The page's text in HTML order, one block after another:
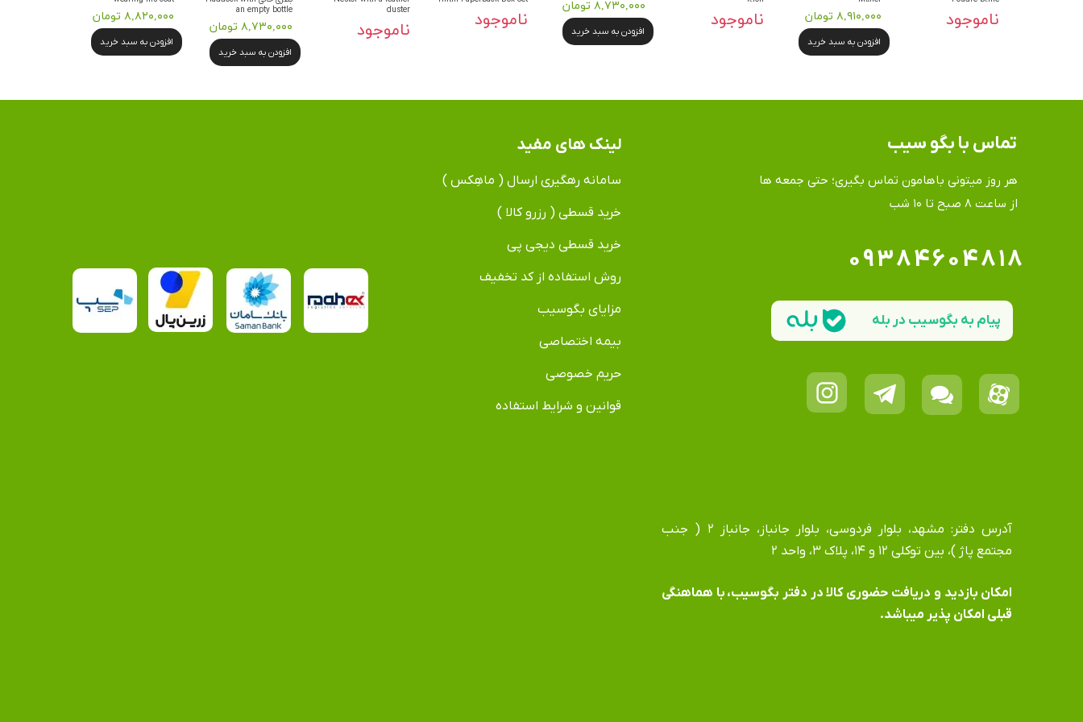
ناموجود ۸,۹۱۰,۰۰۰ تومان
افزودن به سبد خرید
ناموجود
۸,۷۳۰,۰۰۰ تومان
افزودن به سبد خرید ناموجود
duster
ناموجود
an empty bottle
۸,۷۳۰,۰۰۰ تومان
افزودن به سبد خرید
۸,۸۲۰,۰۰۰ تومان
افزودن به سبد خرید
هر روز میتونی باهامون تماس بگیری؛ حتی جمعه ها
​​​​​​​از ساعت ۸ صبح تا ۱۰ شب
تماس​​​​​​​ با بگو سیب لینک های مفید
سامانه رهگیری ارسال ( ماهِکس )
خرید قسطی ( رزرو کالا )
خرید قسطی دیجی پی
روش استفاده از کد تخفیف
مزایای بگوسیب
بیمه اختصاصی
حریم خصوصی
قوانین و شرایط استفاده
۰۹۳۸۴۶۰۴۸۱۸
آدرس دفتر: مشهد، بلوار فردوسی، بلوار جانباز، جانباز ۲ ( جنب
مجتمع پاژ )، بین توکلی ۱۲ و ۱۴، پلاک ۳، واحد ۲
​​​​​​​امکان بازدید و دریافت حضوری کالا در دفتر بگوسیب، با هماهنگی
قبلی امکان پذیر میباشد.
پیام به بگوسیب در بله